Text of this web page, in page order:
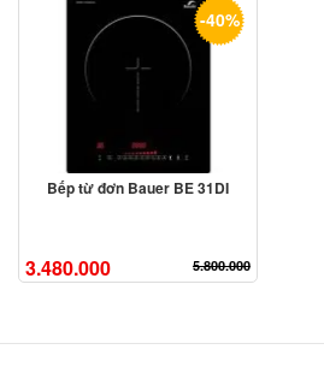
-40%
Bếp từ đơn Bauer BE 31DI
3.480.000 5.800.000